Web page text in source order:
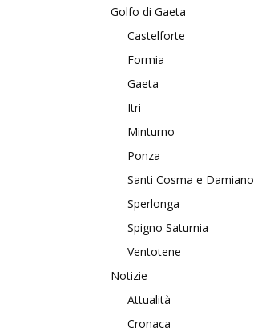
Golfo di Gaeta
Castelforte
Formia
Gaeta
Itri
Minturno
Ponza
Santi Cosma e Damiano
Sperlonga
Spigno Saturnia
Ventotene
Notizie
Attualità
Cronaca